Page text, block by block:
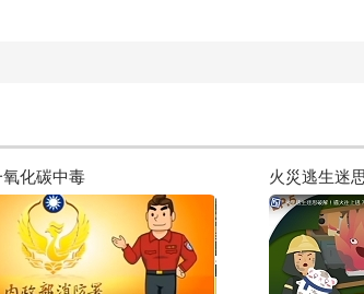
氧化碳中毒 火災逃生迷